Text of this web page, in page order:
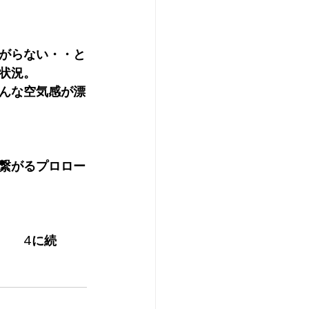
らない・・と
況。
な空気感が漂
がるプロロー